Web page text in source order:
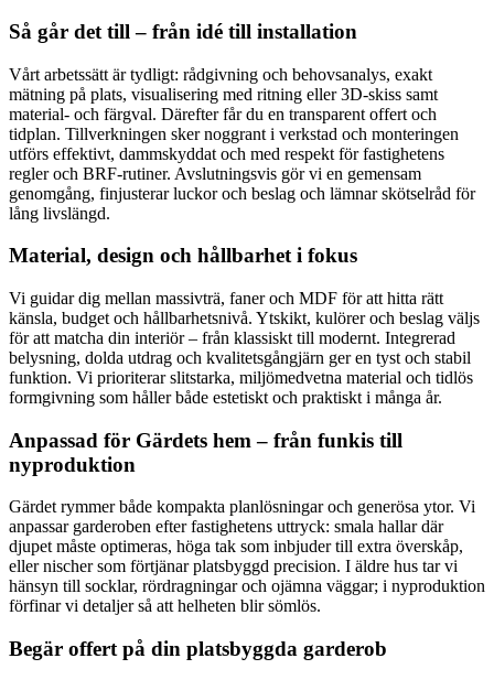
Så går det till – från idé till installation
Vårt arbetssätt är tydligt: rådgivning och behovsanalys, exakt
mätning på plats, visualisering med ritning eller 3D-skiss samt
material- och färgval. Därefter får du en transparent offert och
tidplan. Tillverkningen sker noggrant i verkstad och monteringen
utförs effektivt, dammskyddat och med respekt för fastighetens
regler och BRF-rutiner. Avslutningsvis gör vi en gemensam
genomgång, finjusterar luckor och beslag och lämnar skötselråd för
lång livslängd.
Material, design och hållbarhet i fokus
Vi guidar dig mellan massivträ, faner och MDF för att hitta rätt
känsla, budget och hållbarhetsnivå. Ytskikt, kulörer och beslag väljs
för att matcha din interiör – från klassiskt till modernt. Integrerad
belysning, dolda utdrag och kvalitetsgångjärn ger en tyst och stabil
funktion. Vi prioriterar slitstarka, miljömedvetna material och tidlös
formgivning som håller både estetiskt och praktiskt i många år.
Anpassad för Gärdets hem – från funkis till
nyproduktion
Gärdet rymmer både kompakta planlösningar och generösa ytor. Vi
anpassar garderoben efter fastighetens uttryck: smala hallar där
djupet måste optimeras, höga tak som inbjuder till extra överskåp,
eller nischer som förtjänar platsbyggd precision. I äldre hus tar vi
hänsyn till socklar, rördragningar och ojämna väggar; i nyproduktion
förfinar vi detaljer så att helheten blir sömlös.
Begär offert på din platsbyggda garderob